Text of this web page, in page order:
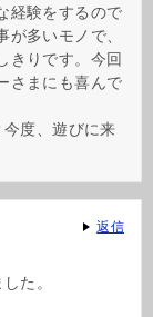
経験をするので
多いモノで、
きりです。今回
さまにも喜んで
度、遊びに来
た。
返信